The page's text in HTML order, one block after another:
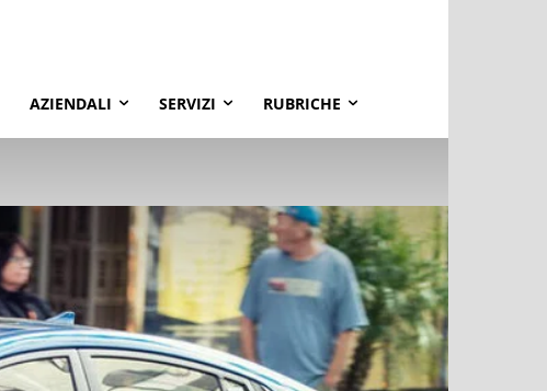
AZIENDALI SERVIZI RUBRICHE